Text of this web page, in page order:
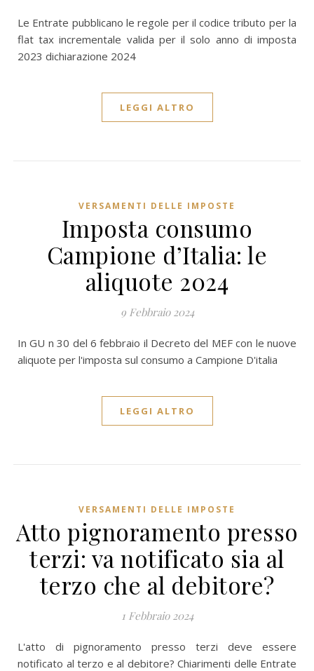
Le Entrate pubblicano le regole per il codice tributo per la
flat tax incrementale valida per il solo anno di imposta
2023 dichiarazione 2024
LEGGI ALTRO
VERSAMENTI DELLE IMPOSTE
Imposta consumo
Campione d’Italia: le
aliquote 2024
9 Febbraio 2024
In GU n 30 del 6 febbraio il Decreto del MEF con le nuove
aliquote per l'imposta sul consumo a Campione D'italia
LEGGI ALTRO
VERSAMENTI DELLE IMPOSTE
Atto pignoramento presso
terzi: va notificato sia al
terzo che al debitore?
1 Febbraio 2024
L'atto di pignoramento presso terzi deve essere
notificato al terzo e al debitore? Chiarimenti delle Entrate